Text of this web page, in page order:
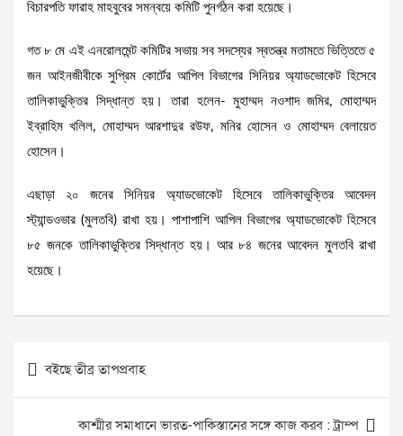
বিচারপতি ফারাহ মাহবুবের সমন্বয়ে কমিটি পুনর্গঠন করা হয়েছে।
গত ৮ মে এই এনরোলমেন্ট কমিটির সভায় সব সদস্যের স্বতন্ত্র মতামতে ভিত্তিতে ৫
জন আইনজীবীকে সুপ্রিম কোর্টের আপিল বিভাগের সিনিয়র অ্যাডভোকেট হিসেবে
তালিকাভুক্তির সিদ্ধান্ত হয়। তারা হলেন- মুহাম্মদ নওশাদ জমির, মোহাম্মদ
ইব্রাহিম খলিল, মোহাম্মদ আরশাদুর রউফ, মনির হোসেন ও মোহাম্মদ বেলায়েত
হোসেন।
এছাড়া ২০ জনের সিনিয়র অ্যাডভোকেট হিসেবে তালিকাভুক্তির আবেদন
স্ট্যান্ডওভার (মুলতবি) রাখা হয়। পাশাপাশি আপিল বিভাগের অ্যাডভোকেট হিসেবে
৮৫ জনকে তালিকাভুক্তির সিদ্ধান্ত হয়। আর ৮৪ জনের আবেদন মুলতবি রাখা
হয়েছে।
Post
navigation
বইছে তীব্র তাপপ্রবাহ
কাশ্মীর সমাধানে ভারত-পাকিস্তানের সঙ্গে কাজ করব : ট্রাম্প